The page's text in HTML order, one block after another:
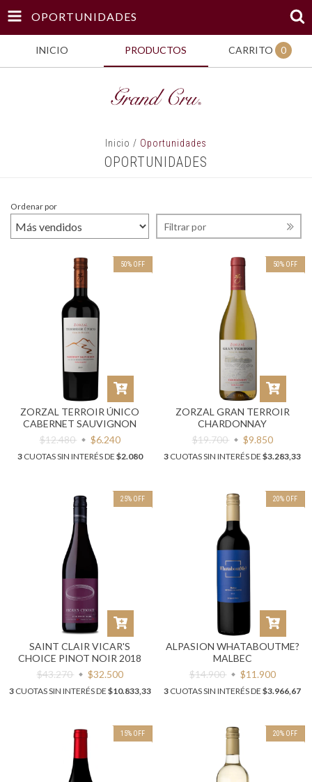
OPORTUNIDADES
INICIO PRODUCTOS CARRITO 0
Inicio / Oportunidades
OPORTUNIDADES
Ordenar por
Filtrar por
50% OFF
ZORZAL TERROIR ÚNICO
CABERNET SAUVIGNON
$12.480
$6.240
3CUOTAS SIN INTERÉS DE $2.080
50% OFF
ZORZAL GRAN TERROIR
CHARDONNAY
$19.700
$9.850
3 CUOTAS SIN INTERÉS DE $3.283,33
25% OFF
SAINT CLAIR VICAR'S
CHOICE PINOT NOIR 2018
$43.270
$32.500
3CUOTAS SIN INTERÉS DE $10.833,33
20% OFF
ALPASION WHATABOUTME?
MALBEC
$14.900
$11.900
3 CUOTAS SIN INTERÉS DE $3.966,67
15% OFF 20% OFF